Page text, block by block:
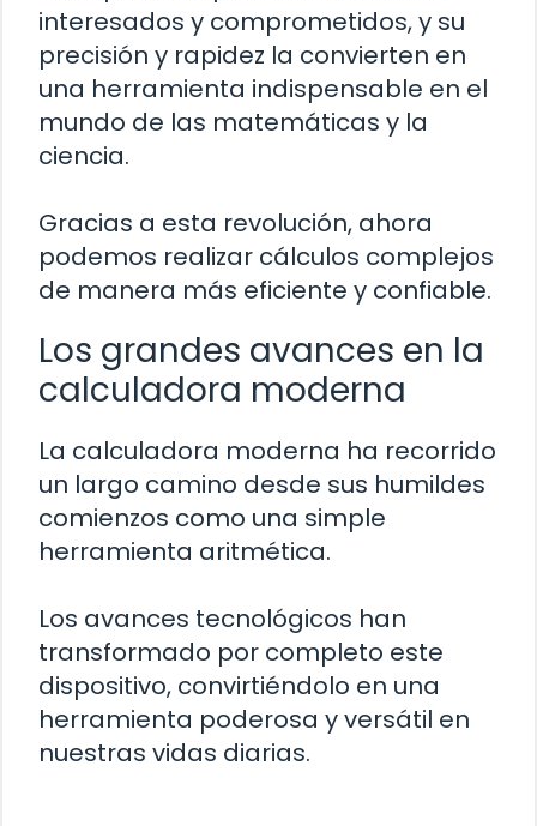
interesados y comprometidos, y su
precisión y rapidez la convierten en
una herramienta indispensable en el
mundo de las matemáticas y la
ciencia.
Gracias a esta revolución, ahora
podemos realizar cálculos complejos
de manera más eficiente y confiable.
Los grandes avances en la
calculadora moderna
La calculadora moderna ha recorrido
un largo camino desde sus humildes
comienzos como una simple
herramienta aritmética.
Los avances tecnológicos han
transformado por completo este
dispositivo, convirtiéndolo en una
herramienta poderosa y versátil en
nuestras vidas diarias.